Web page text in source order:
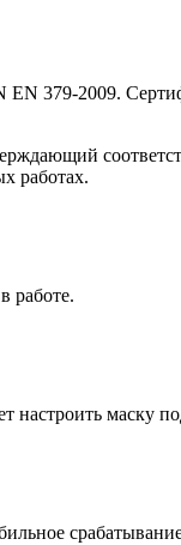
EN 379-2009.
работах.
работе.
настроить маску